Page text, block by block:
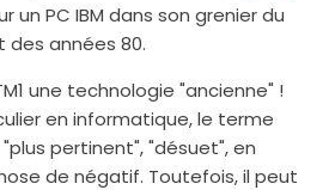
un PC IBM dans son grenier du
des années 80.
une technologie "ancienne" !
en informatique, le terme
pertinent", "désuet", en
de négatif. Toutefois, il peut